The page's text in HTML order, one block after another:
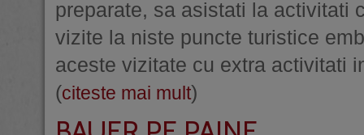
preparate, sa asistati la activitati
vizite la niste puncte turistice
aceste vizitate cu extra activitati
(citeste mai mult)